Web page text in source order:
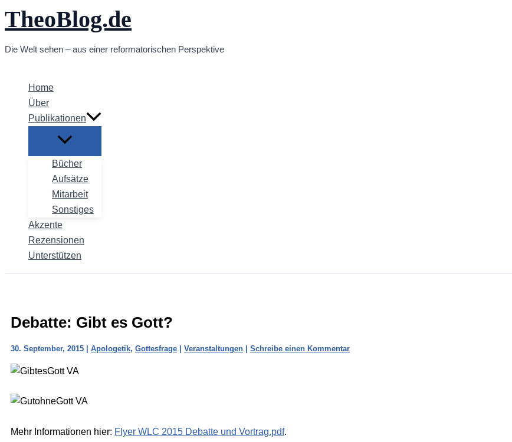
Zum
Inhalt
TheoBlog.de
Die Welt sehen – aus einer reformatorischen Perspektive
Home
Über
Publikationen
Bücher
Aufsätze
Mitarbeit
Sonstiges
Akzente
Rezensionen
Unterstützen
Debatte: Gibt es Gott?
30. September, 2015 | Apologetik, Gottesfrage | Veranstaltungen | Schreibe einen Kommentar
Mehr Informationen hier: Flyer WLC 2015 Debatte und Vortrag.pdf.